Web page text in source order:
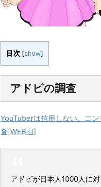
目次 [show]
アドビの調査
YouTuberは信用しない、コ
査[WEB担]
アドビが日本人1000人に